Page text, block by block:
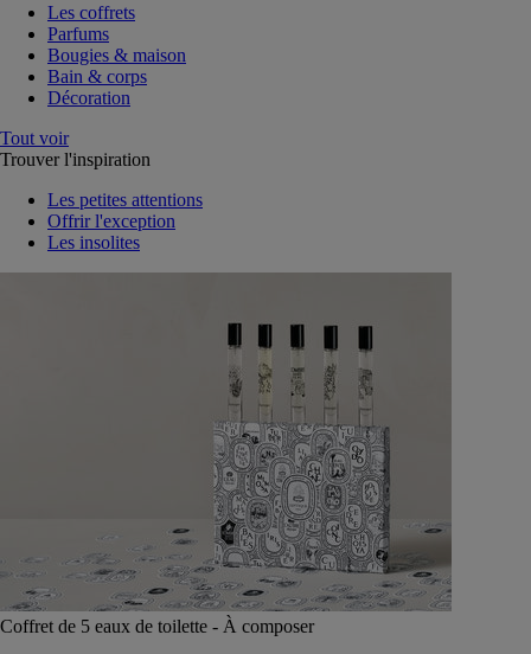
Les coffrets
Parfums
Bougies & maison
Bain & corps
Décoration
Tout voir
Trouver l'inspiration
Les petites attentions
Offrir l'exception
Les insolites
Coffret de 5 eaux de toilette - À composer